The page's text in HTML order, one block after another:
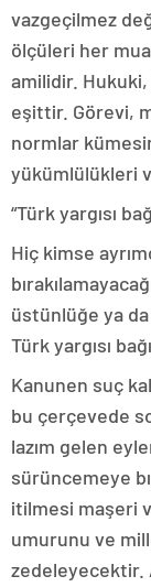
vazgeçilmez
ölçüleri her
amilidir.
eşittir. Görevi,
normlar
yükümlülükleri
“Türk yargısı
Hiç kimse
üstünlüğe ya da
Türk yargısı
Kanunen suç
bu çerçevede
lazım gelen
sürüncemeye
itilmesi maşeri
umurunu ve
zedeleyecektir.